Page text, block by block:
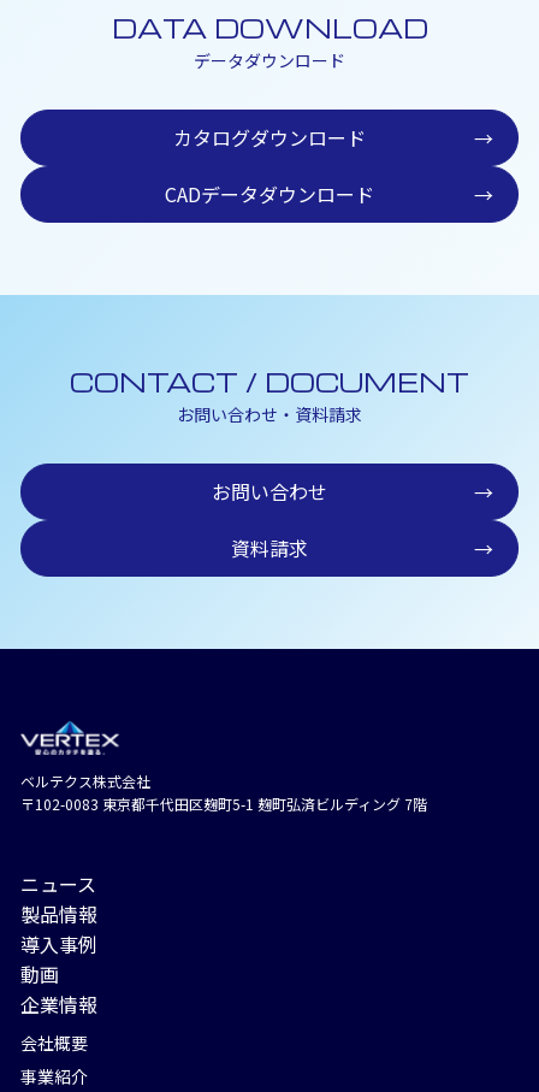
DATA DOWNLOAD
データダウンロード
カタログダウンロード
→
CADデータダウンロード
→
CONTACT / DOCUMENT
お問い合わせ・資料請求
お問い合わせ
→
資料請求
→
ベルテクス株式会社
〒102-0083 東京都千代⽥区麹町5-1 麹町弘済ビルディング 7階
ニュース
製品情報
導入事例
動画
企業情報
会社概要
事業紹介